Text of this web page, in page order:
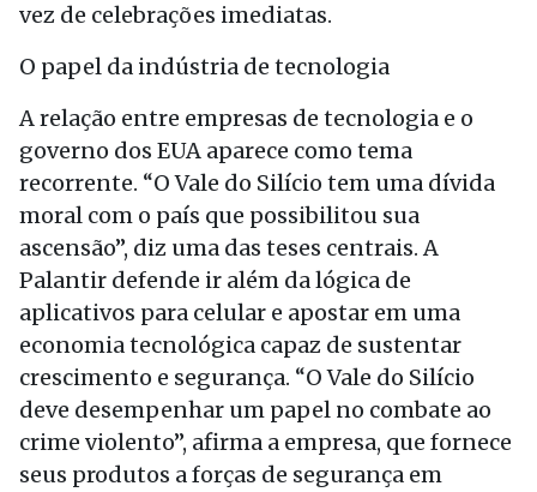
vez de celebrações imediatas.
O papel da indústria de tecnologia
A relação entre empresas de tecnologia e o
governo dos EUA aparece como tema
recorrente. “O Vale do Silício tem uma dívida
moral com o país que possibilitou sua
ascensão”, diz uma das teses centrais. A
Palantir defende ir além da lógica de
aplicativos para celular e apostar em uma
economia tecnológica capaz de sustentar
crescimento e segurança. “O Vale do Silício
deve desempenhar um papel no combate ao
crime violento”, afirma a empresa, que fornece
seus produtos a forças de segurança em